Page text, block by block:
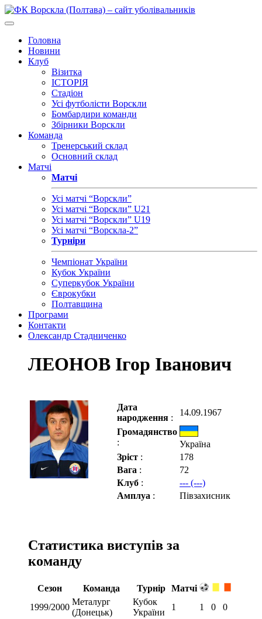
Головна
Новини
Клуб
Візитка
ІСТОРІЯ
Стадіон
Усі футболісти Ворскли
Бомбардири команди
Збірники Ворскли
Команда
Тренерський склад
Основний склад
Матчі
Матчі
Усі матчі “Ворскли”
Усі матчі “Ворскли” U21
Усі матчі “Ворскли” U19
Усі матчі “Ворскла-2”
Турніри
Чемпіонат України
Кубок України
Суперкубок України
Єврокубки
Полтавщина
Програми
Контакти
Олександр Стадниченко
ЛЕОНОВ Ігор Іванович
Дата
народження :
14.09.1967
Громадянство
:
Україна
Зріст :
178
Вага :
72
Клуб :
--- (---)
Амплуа : Півзахисник
Статистика виступів за
команду
Сезон Команда Турнір
Матчі
1999/2000
Металург
(Донецьк)
Кубок
України
1 1 0 0